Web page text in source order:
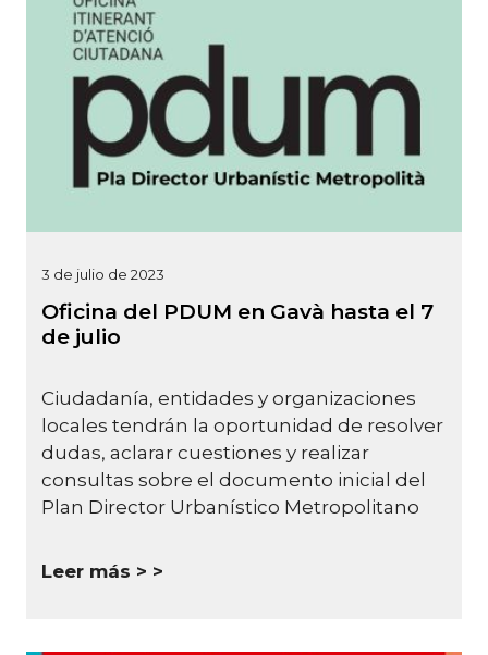
3 de julio de 2023
Oficina del PDUM en Gavà hasta el 7
de julio
Ciudadanía, entidades y organizaciones
locales tendrán la oportunidad de resolver
dudas, aclarar cuestiones y realizar
consultas sobre el documento inicial del
Plan Director Urbanístico Metropolitano
Leer más >